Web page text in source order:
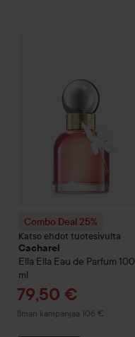
Combo Deal 25%
Katso ehdot tuotesivulta
Cacharel
Ella Ella Eau de Parfum 100
ml
Tarjoushinta
79,50 €
Ilman kampanjaa 106 €